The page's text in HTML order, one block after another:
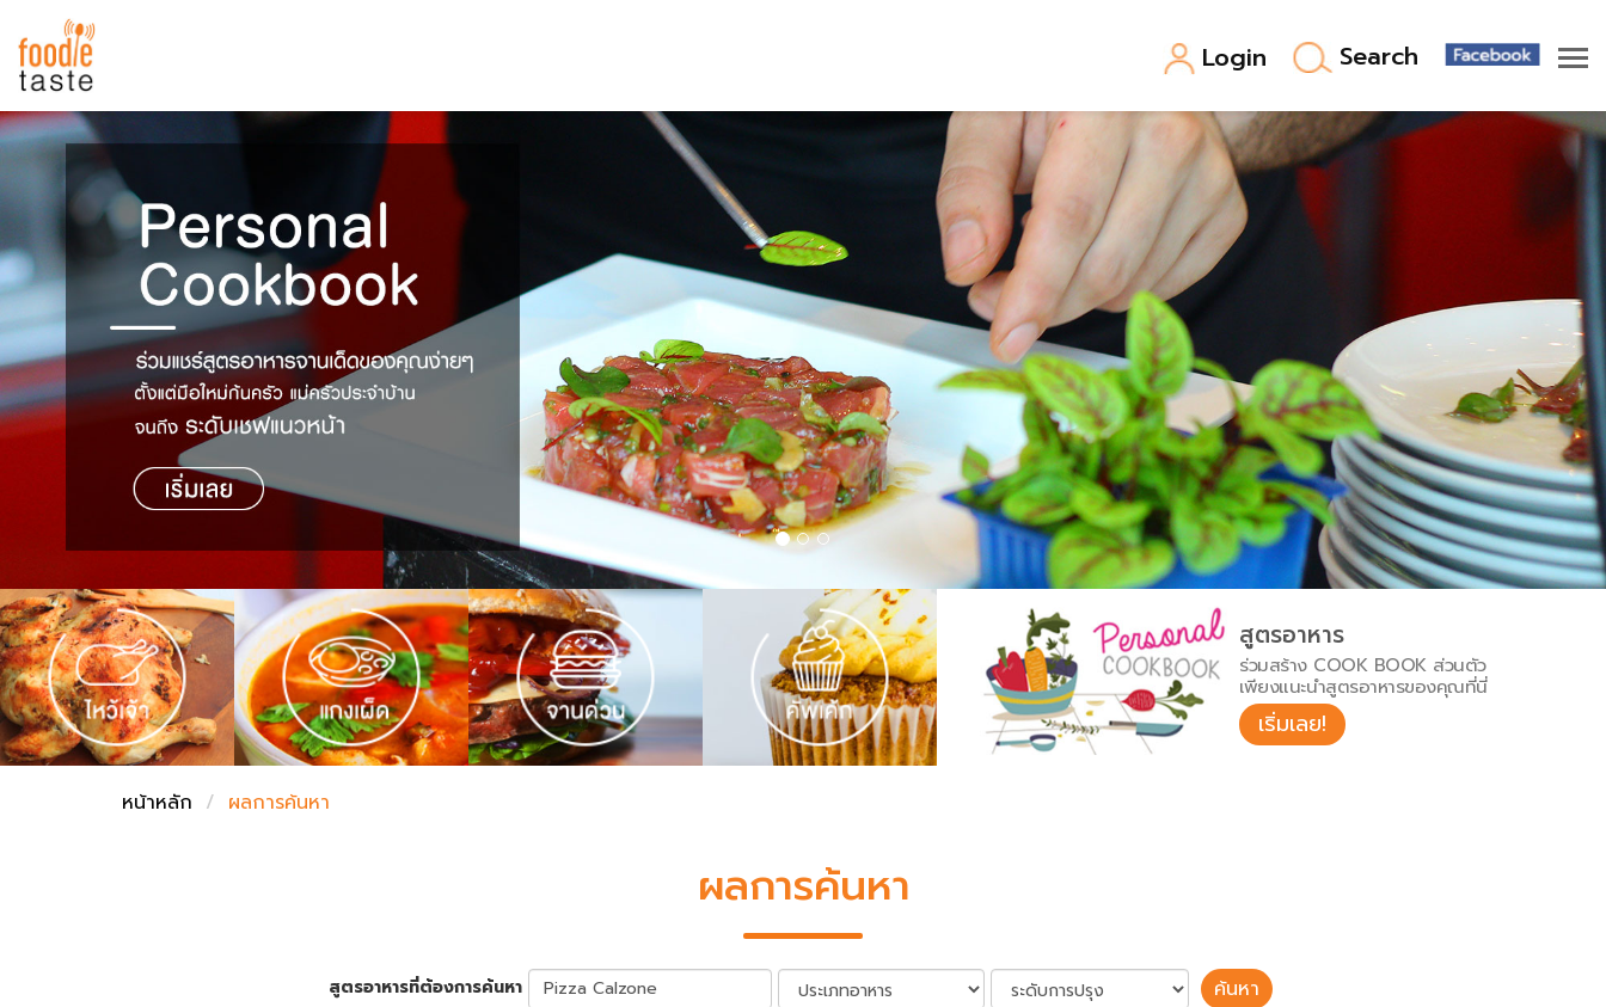
Login Search
สูตรอาหาร
สูตรอาหารล่าสุด
Top Foodie
พาไปชิม
สารพันก้นครัว
เคล็ดลับน่ารู้
เปรียบเทียบหน่วยการตวง
เปรียบเทียบอุณหภูมิ
เปรียบเทียบน้ำหนักวัตถุดิบ
ชั่งตวงเนย
FoodPedia
สร้าง Cookbook
สูตรอาหาร
ร่วมสร้าง COOK BOOK ส่วนตัว
เพียงแนะนำสูตรอาหารของคุณที่นี่
เริ่มเลย!
หน้าหลัก ผลการค้นหา
ผลการค้นหา
สูตรอาหารที่ต้องการค้นหา ค้นหา